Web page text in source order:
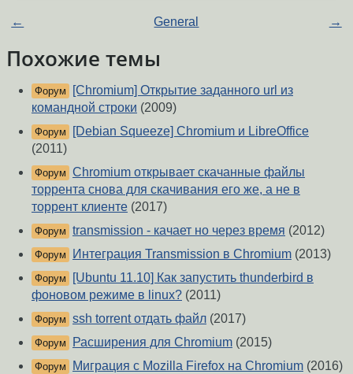
← General →
Похожие темы
Форум
[Chromium] Открытие заданного url из
командной строки (2009)
Форум
[Debian Squeeze] Chromium и LibreOffice
(2011)
Форум Chromium открывает скачанные файлы
торрента снова для скачивания его же, а не в
торрент клиенте (2017)
Форум transmission - качает но через время (2012)
Форум Интеграция Transmission в Chromium (2013)
Форум
[Ubuntu 11.10] Как запустить thunderbird в
фоновом режиме в linux? (2011)
Форум ssh torrent отдать файл (2017)
Форум Расширения для Chromium (2015)
Форум Миграция с Mozilla Firefox на Chromium (2016)